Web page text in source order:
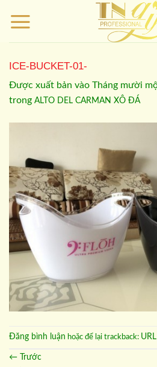
qua
ICE-BUCKET-01-
Được xuất bản vào Tháng mười
trong ALTO DEL CARMAN XÔ ĐÁ
Đăng bình luận hoặc để lại trackback:
← Trước